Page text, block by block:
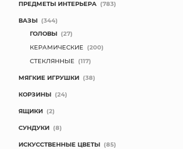
ПРЕДМЕТЫ ИНТЕРЬЕРА (783)
ВАЗЫ (344)
ГОЛОВЫ (27)
КЕРАМИЧЕСКИЕ (200)
СТЕКЛЯННЫЕ (117)
МЯГКИЕ ИГРУШКИ (38)
КОРЗИНЫ (24)
ЯЩИКИ (2)
СУНДУКИ (8)
ИСКУССТВЕННЫЕ ЦВЕТЫ (85)